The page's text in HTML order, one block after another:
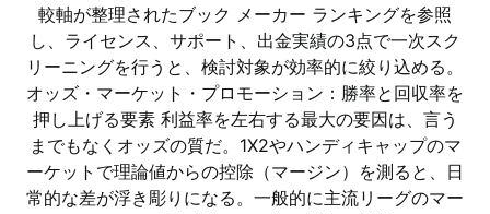
較軸が整理されたブック メーカー ランキングを参照
し、ライセンス、サポート、出金実績の3点で一次スク
リーニングを行うと、検討対象が効率的に絞り込める。
オッズ・マーケット・プロモーション：勝率と回収率を
押し上げる要素 利益率を左右する最大の要因は、言う
までもなくオッズの質だ。1X2やハンディキャップのマ
ーケットで理論値からの控除（マージン）を測ると、日
常的な差が浮き彫りになる。一般的に主流リーグのマー